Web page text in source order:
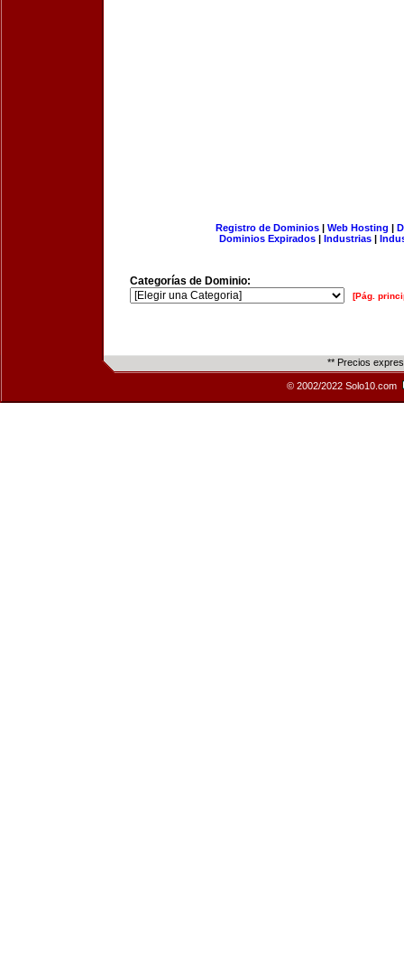
Registro de Dominios| Web Hosting |
Dominios Expirados | Industrias |
Categorías de Dominio:
[Pág.
** Precios
© 2002/2022 Solo10.com